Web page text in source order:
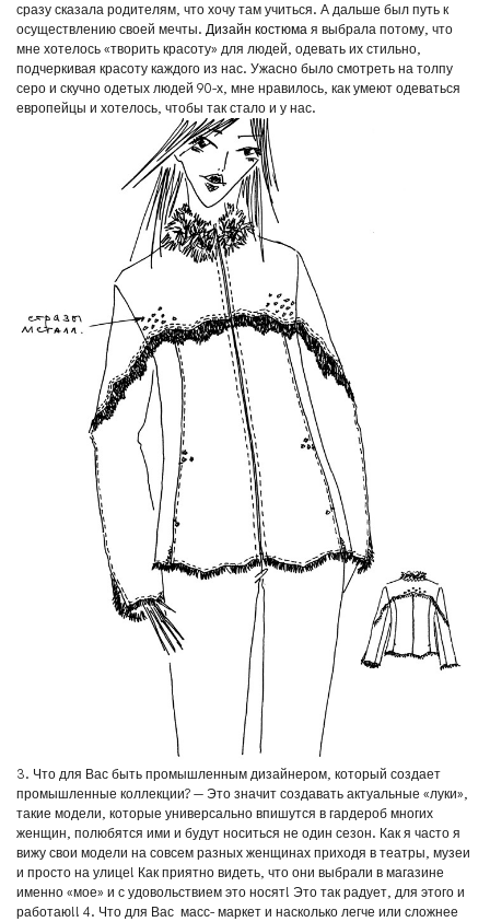
сразу сказала родителям, что хочу там учиться. А дальше был путь к
осуществлению своей мечты. Дизайн костюма я выбрала потому, что
мне хотелось «творить красоту» для людей, одевать их стильно,
подчеркивая красоту каждого из нас. Ужасно было смотреть на толпу
серо и скучно одетых людей 90-х, мне нравилось, как умеют одеваться
европейцы и хотелось, чтобы так стало и у нас.
3. Что для Вас быть промышленным дизайнером, который создает
промышленные коллекции? — Это значит создавать актуальные «луки»,
такие модели, которые универсально впишутся в гардероб многих
женщин, полюбятся ими и будут носиться не один сезон. Как я часто я
вижу свои модели на совсем разных женщинах приходя в театры, музеи
и просто на улице! Как приятно видеть, что они выбрали в магазине
именно «мое» и с удовольствием это носят! Это так радует, для этого и
работаю!! 4. Что для Вас масс- маркет и насколько легче или сложнее